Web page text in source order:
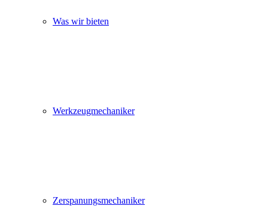
Was wir bieten
Werkzeugmechaniker
Zerspanungsmechaniker